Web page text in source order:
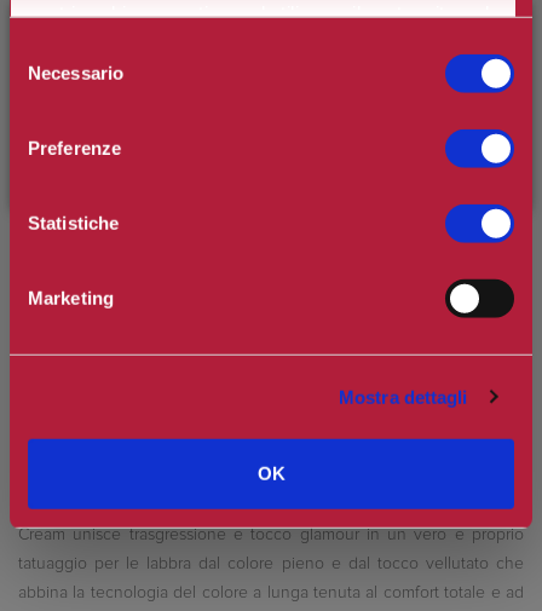
nostri cookie se continua ad utilizzare il nostro sito web.
delNecessario
Preferenze
Statistiche
Marketing
Mostra dettagli
OK
Spedizione in Italia gratuita se il carrello supera i 60€
Tatouage Couture Velvet Cream: il matte firmato YSL Beauty non è
mai stato così ardito e potente! Il nuovo Tatouage Couture Velvet
Cream unisce trasgressione e tocco glamour in un vero e proprio
tatuaggio per le labbra dal colore pieno e dal tocco vellutato che
abbina la tecnologia del colore a lunga tenuta al comfort totale e ad
inserendo il codice